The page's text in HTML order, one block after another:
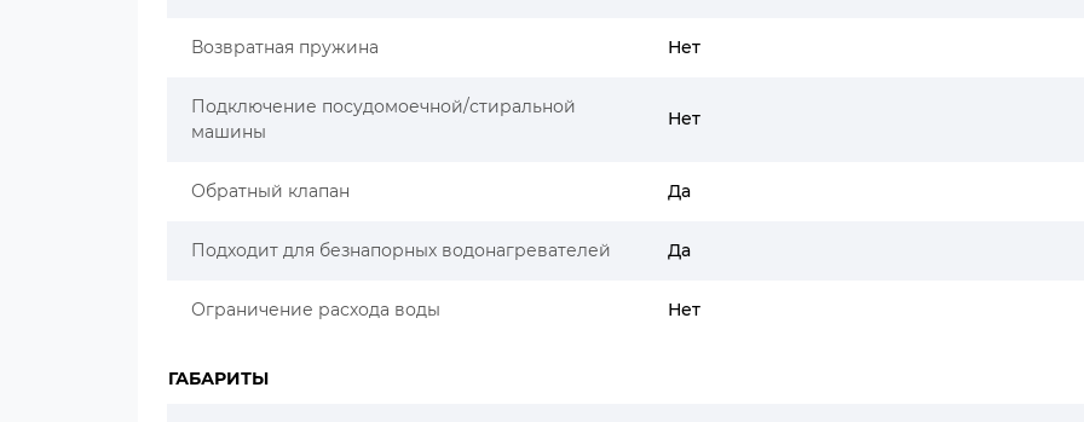
Возвратная пружина Нет
Подключение посудомоечной/стиральной
машины
Нет
Обратный клапан Да
Подходит для безнапорных водонагревателей Да
Ограничение расхода воды Нет
ГАБАРИТЫ